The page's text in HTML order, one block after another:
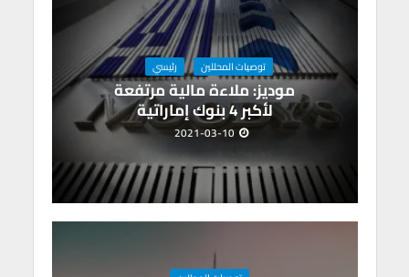
توصيات المحللين رئيسي
موديز: ملاءة مالية مرتفعة
لأكبر 4 بنوك إماراتية
2021-03-10